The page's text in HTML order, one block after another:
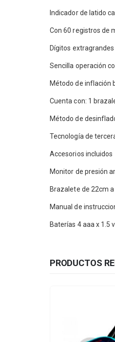
Indicador de latido
Con 60 registros de
Dígitos extragrandes
Sencilla operación
Método de inflación
Cuenta con: 1
Método de
Tecnología de
Accesorios incluidos
Monitor de presión
Brazalete de 22cm
Manual de
Baterías 4 aaa x 1.5 v
PRODUCTOS